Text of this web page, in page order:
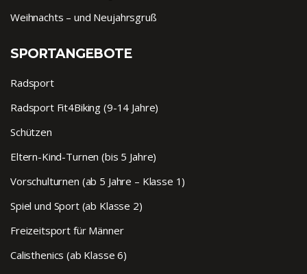
Weihnachts – und Neujahrsgruß
SPORTANGEBOTE
Radsport
Radsport Fit4Biking (9-14 Jahre)
Schützen
Eltern-Kind-Turnen (bis 5 Jahre)
Vorschulturnen (ab 5 Jahre – Klasse 1)
Spiel und Sport (ab Klasse 2)
Freizeitsport für Männer
Calisthenics (ab Klasse 6)